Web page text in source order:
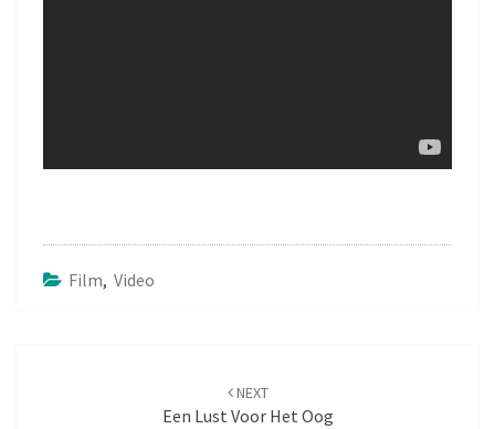
Film, Video
NEXT
Een Lust Voor Het Oog